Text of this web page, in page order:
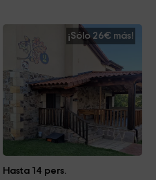
¡Sólo 26€ más!
Hasta 14 pers.